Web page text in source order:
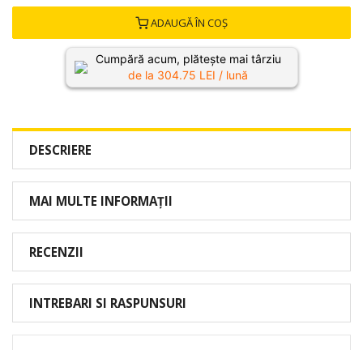
ADAUGĂ ÎN COȘ
Cumpără acum, plătește mai târziu
de la 304.75 LEI / lună
DESCRIERE
MAI MULTE INFORMAȚII
RECENZII
INTREBARI SI RASPUNSURI